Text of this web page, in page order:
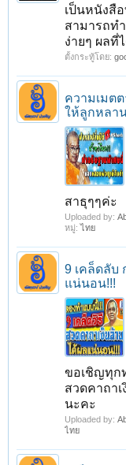
เป็นหนังสื
สามารถท
ง่ายๆ ผลที่
ตั้งกระทู้โดย:
ความเมต
ให้ลูกหลา
สาธุๆๆค่ะ
Uploaded by:
หมู่:ไทย
9 เคล็ดลับ
แน่นอน!!!
ขอเชิญทุก
สวดคาถา
นะคะ
Uploaded by:
ไทย